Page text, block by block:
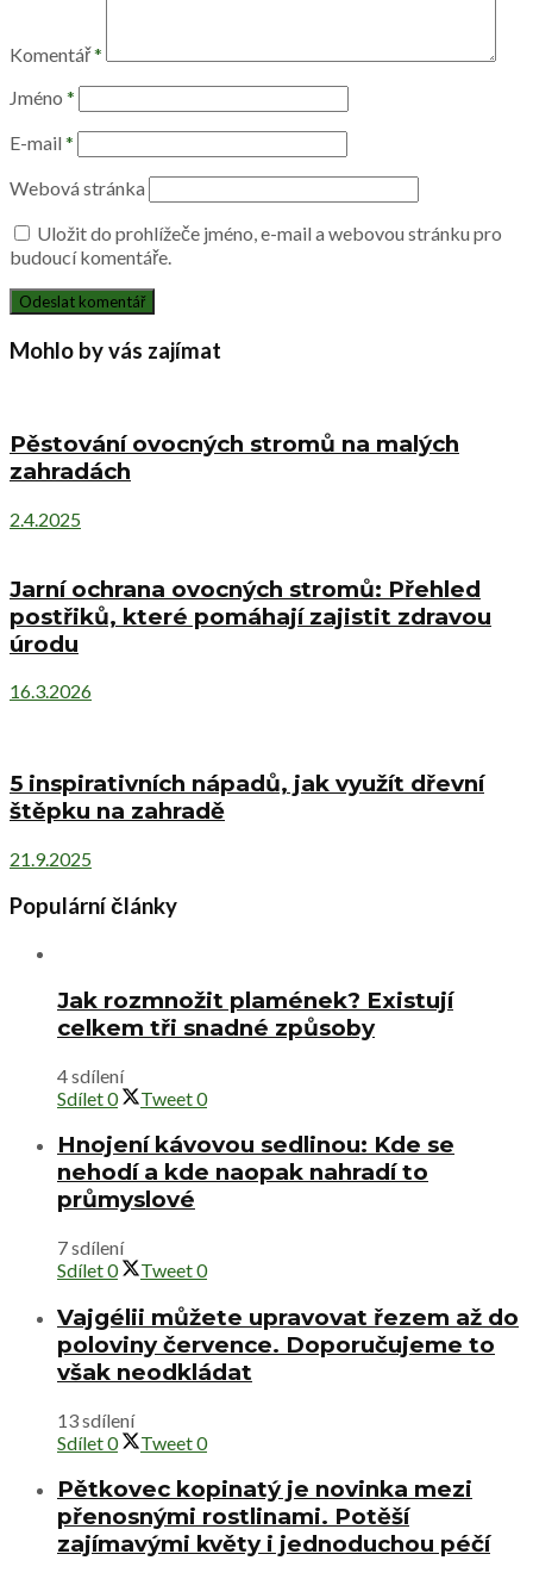
Komentář*
Jméno *
E-mail *
Webová stránka
Uložit do prohlížeče jméno, e-mail a webovou stránku pro
budoucí komentáře.
Mohlo by vás zajímat
Pěstování ovocných stromů na malých
zahradách
2.4.2025
Jarní ochrana ovocných stromů: Přehled
postřiků, které pomáhají zajistit zdravou
úrodu
16.3.2026
5 inspirativních nápadů, jak využít dřevní
štěpku na zahradě
21.9.2025
Populární články
Jak rozmnožit plamének? Existují
celkem tři snadné způsoby
4 sdílení
Sdílet0 Tweet0
Hnojení kávovou sedlinou: Kde se
nehodí a kde naopak nahradí to
průmyslové
7 sdílení
Sdílet0 Tweet0
Vajgélii můžete upravovat řezem až do
poloviny července. Doporučujeme to
však neodkládat
13 sdílení
Sdílet0 Tweet0
Pětkovec kopinatý je novinka mezi
přenosnými rostlinami. Potěší
zajímavými květy i jednoduchou péčí